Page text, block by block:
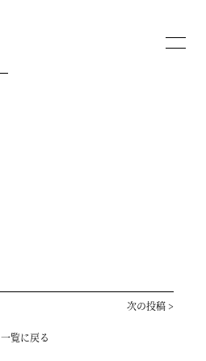
次の投稿 >
一覧に戻る